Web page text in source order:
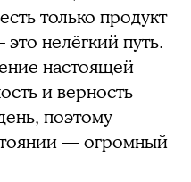
только продукт
нелёгкий путь.
настоящей
и верность
поэтому
— огромный